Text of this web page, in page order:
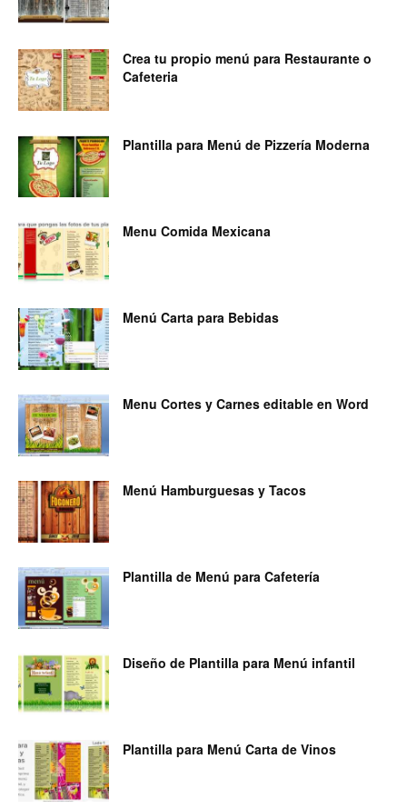
Crea tu propio menú para Restaurante o
Cafeteria
Plantilla para Menú de Pizzería Moderna
Menu Comida Mexicana
Menú Carta para Bebidas
Menu Cortes y Carnes editable en Word
Menú Hamburguesas y Tacos
Plantilla de Menú para Cafetería
Diseño de Plantilla para Menú infantil
Plantilla para Menú Carta de Vinos